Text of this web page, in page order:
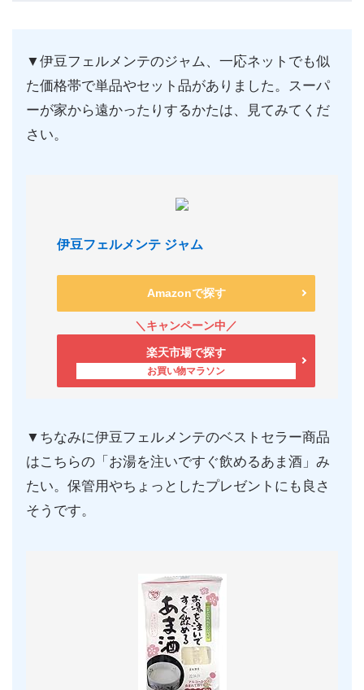
▼伊豆フェルメンテのジャム、一応ネットでも似
た価格帯で単品やセット品がありました。スーパ
ーが家から遠かったりするかたは、見てみてくだ
さい。
伊豆フェルメンテ ジャム
Amazonで探す
楽天市場で探す
▼ちなみに伊豆フェルメンテのベストセラー商品
はこちらの「お湯を注いですぐ飲めるあま酒」み
たい。保管用やちょっとしたプレゼントにも良さ
そうです。